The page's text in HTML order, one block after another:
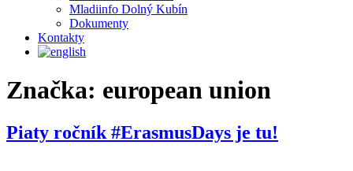
Mladiinfo Dolný Kubín
Dokumenty
Kontakty
Značka: european union
Piaty ročník #ErasmusDays je tu!